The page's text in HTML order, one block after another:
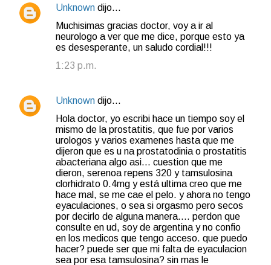
Unknown dijo…
Muchisimas gracias doctor, voy a ir al
neurologo a ver que me dice, porque esto ya
es desesperante, un saludo cordial!!!
1:23 p.m.
Unknown dijo…
Hola doctor, yo escribi hace un tiempo soy el
mismo de la prostatitis, que fue por varios
urologos y varios examenes hasta que me
dijeron que es u na prostatodinia o prostatitis
abacteriana algo asi... cuestion que me
dieron, serenoa repens 320 y tamsulosina
clorhidrato 0.4mg y está ultima creo que me
hace mal, se me cae el pelo. y ahora no tengo
eyaculaciones, o sea si orgasmo pero secos
por decirlo de alguna manera.... perdon que
consulte en ud, soy de argentina y no confio
en los medicos que tengo acceso. que puedo
hacer? puede ser que mi falta de eyaculacion
sea por esa tamsulosina? sin mas le